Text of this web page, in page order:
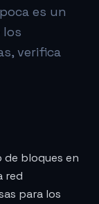
es un
los
verifica
bloques en
red
para los